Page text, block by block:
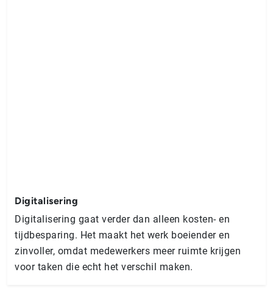
Digitalisering
Digitalisering gaat verder dan alleen kosten- en
tijdbesparing. Het maakt het werk boeiender en
zinvoller, omdat medewerkers meer ruimte krijgen
voor taken die echt het verschil maken.